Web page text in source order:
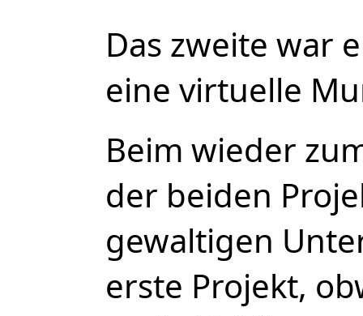
Das zweite war
eine virtuelle
Beim wieder
der beiden
gewaltigen
erste Projekt,